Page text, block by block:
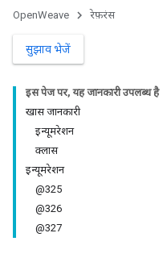
OpenWeave रेफ़रंस
सुझाव भेजें
इस पेज पर, यह जानकारी उपलब्ध है
खास जानकारी
इन्यूमरेशन
क्लास
इन्यूमरेशन
@325
@326
@327